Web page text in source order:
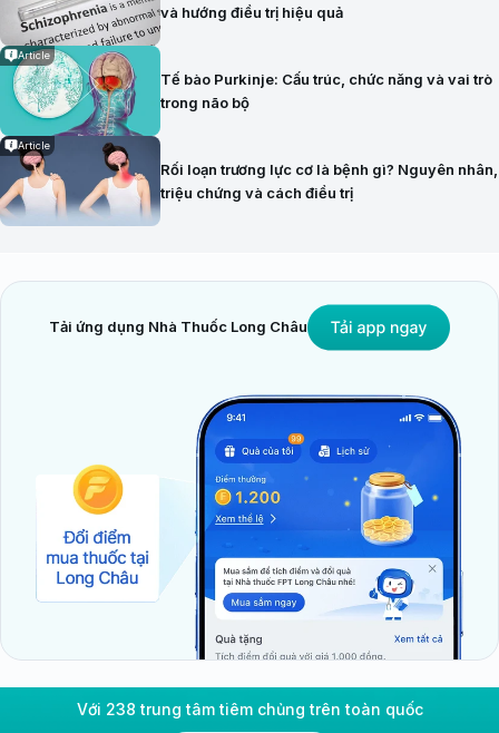
và hướng điều trị hiệu quả
Article
Tế bào Purkinje: Cấu trúc, chức năng và vai trò
trong não bộ
Article
Rối loạn trương lực cơ là bệnh gì? Nguyên nhân,
triệu chứng và cách điều trị
Tải ứng dụng Nhà Thuốc Long Châu
Với 238 trung tâm tiêm chủng trên toàn quốc